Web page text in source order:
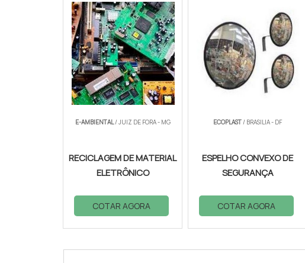
E-AMBIENTAL/ JUIZ DE FORA - MG
RECICLAGEM DE MATERIAL
ELETRÔNICO
COTAR AGORA
ECOPLAST / BRASILIA - DF
ESPELHO CONVEXO DE
SEGURANÇA
COTAR AGORA